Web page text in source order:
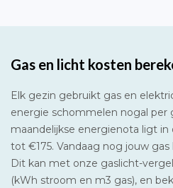
Gas en licht kosten
Elk gezin gebruikt gas en
energie schommelen nogal per
maandelijkse energienota ligt in
tot €175. Vandaag nog jouw
Dit kan met onze gaslicht-
(kWh stroom en m3 gas), en